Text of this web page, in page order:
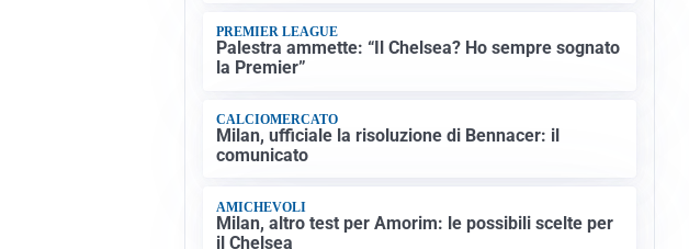
PREMIER LEAGUE
Palestra ammette: “Il Chelsea? Ho sempre sognato
la Premier”
CALCIOMERCATO
Milan, ufficiale la risoluzione di Bennacer: il
comunicato
AMICHEVOLI
Milan, altro test per Amorim: le possibili scelte per
il Chelsea